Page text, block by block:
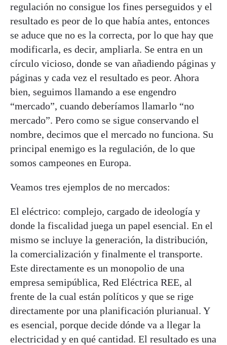
regulación no consigue los fines perseguidos y el
resultado es peor de lo que había antes, entonces
se aduce que no es la correcta, por lo que hay que
modificarla, es decir, ampliarla. Se entra en un
círculo vicioso, donde se van añadiendo páginas y
páginas y cada vez el resultado es peor. Ahora
bien, seguimos llamando a ese engendro
“mercado”, cuando deberíamos llamarlo “no
mercado”. Pero como se sigue conservando el
nombre, decimos que el mercado no funciona. Su
principal enemigo es la regulación, de lo que
somos campeones en Europa.
Veamos tres ejemplos de no mercados:
El eléctrico: complejo, cargado de ideología y
donde la fiscalidad juega un papel esencial. En el
mismo se incluye la generación, la distribución,
la comercialización y finalmente el transporte.
Este directamente es un monopolio de una
empresa semipública, Red Eléctrica REE, al
frente de la cual están políticos y que se rige
directamente por una planificación plurianual. Y
es esencial, porque decide dónde va a llegar la
electricidad y en qué cantidad. El resultado es una